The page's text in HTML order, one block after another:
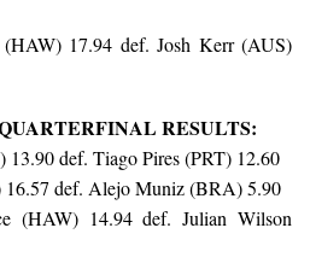
(HAW) 17.94 def. Josh Kerr (AUS)
RESULTS:
13.90 def. Tiago Pires (PRT) 12.60
def. Alejo Muniz (BRA) 5.90
(HAW) 14.94 def. Julian Wilson